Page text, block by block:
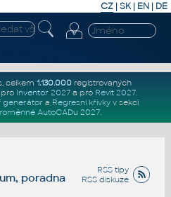
CZ | SK| EN | DE
celkem 1.130.000registrovaných
pro Inventor 2027a pro Revit 2027.
generátor a Regresní křivkyv sekci
AutoCADu 2027.
RSS tipy
RSS diskuze
poradna